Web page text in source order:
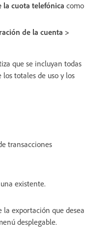
la cuota telefónica como
de la cuenta >
que se incluyan todas
totales de uso y los
transacciones
existente.
la exportación que desea
desplegable.